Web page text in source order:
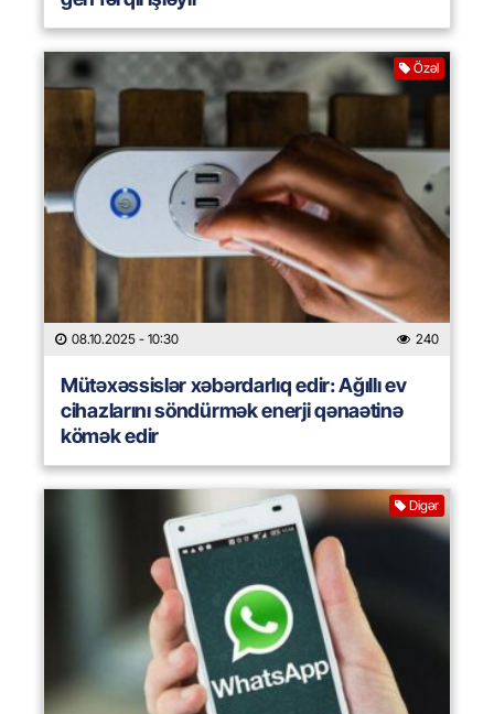
Özəl
08.10.2025 - 10:30 240
Mütəxəssislər xəbərdarlıq edir: Ağıllı ev
cihazlarını söndürmək enerji qənaətinə
kömək edir
Digər